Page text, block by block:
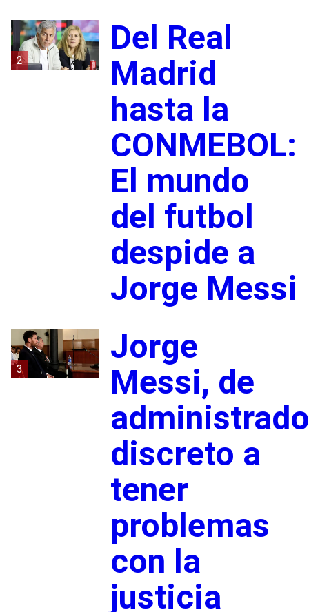
2
Del Real
Madrid
hasta la
CONMEBOL:
El mundo
del futbol
despide a
Jorge Messi
3
Jorge
Messi, de
discreto a
tener
problemas
con la
justicia